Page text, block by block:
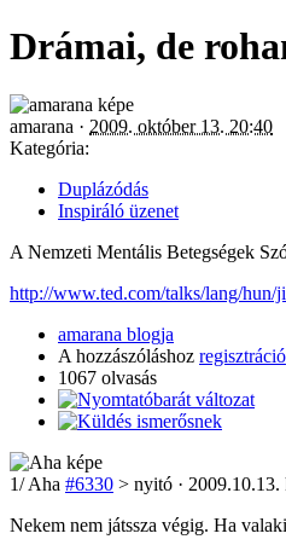
Drámai, de
amarana · 2009. október 13. 20:40
Kategória:
Duplázódás
Inspiráló üzenet
A Nemzeti Mentális Betegségek
http://www.ted.com/talks/lang/
amarana blogja
A hozzászóláshoz regisztráció
1067 olvasás
1/Aha #6330 > nyitó ·
Nekem nem játssza végig. Ha